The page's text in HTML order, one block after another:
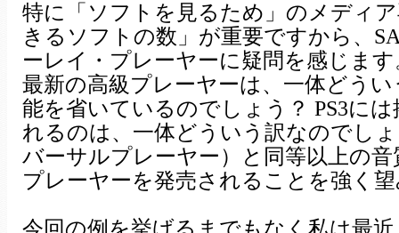
特に「ソフトを見るため」のメディ
きるソフトの数」が重要ですから、
ーレイ・プレーヤーに疑問を感じま
最新の高級プレーヤーは、一体どう
能を省いているのでしょう？ PS3に
れるのは、一体どういう訳なのでし
バーサルプレーヤー）と同等以上の
プレーヤーを発売されることを強く